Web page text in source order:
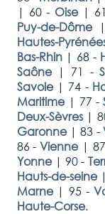
| 60 - Oise |
Puy-de-Dôme
Hautes-
Bas-Rhin | 68 -
Saône | 71 -
Savoie | 74 -
Maritime | 77 -
Deux-Sèvres |
Garonne |83 -
86 -Vienne |
Yonne |90 -
Hauts-de-seine
Marne |95 -
Haute-Corse.